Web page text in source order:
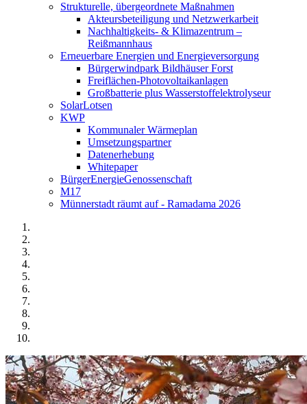
Strukturelle, übergeordnete Maßnahmen
Akteursbeteiligung und Netzwerkarbeit
Nachhaltigkeits- & Klimazentrum –
Reißmannhaus
Erneuerbare Energien und Energieversorgung
Bürgerwindpark Bildhäuser Forst
Freiflächen-Photovoltaikanlagen
Großbatterie plus Wasserstoffelektrolyseur
SolarLotsen
KWP
Kommunaler Wärmeplan
Umsetzungspartner
Datenerhebung
Whitepaper
BürgerEnergieGenossenschaft
M17
Münnerstadt räumt auf - Ramadama 2026